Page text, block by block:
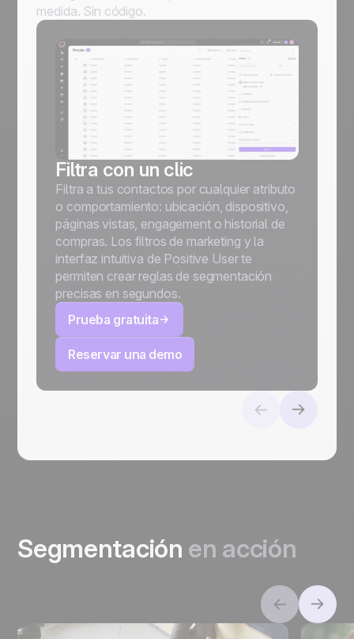
medida. Sin código.
Filtra con un clic
Filtra a tus contactos por cualquier atributo
o comportamiento: ubicación, dispositivo,
páginas vistas, engagement o historial de
compras. Los filtros de marketing y la
interfaz intuitiva de Positive User te
permiten crear reglas de segmentación
precisas en segundos.
Prueba gratuita
Reservar una demo
Segmentación en acción